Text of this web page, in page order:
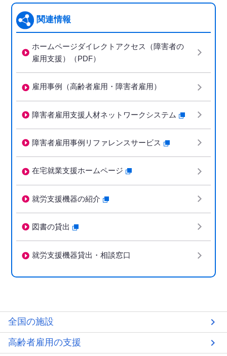
関連情報
ホームページダイレクトアクセス（障害者の
雇用支援）（PDF）
雇用事例（高齢者雇用・障害者雇用）
障害者雇用支援人材ネットワークシステム
障害者雇用事例リファレンスサービス
在宅就業支援ホームページ
就労支援機器の紹介
図書の貸出
就労支援機器貸出・相談窓口
全国の施設
高齢者雇用の支援